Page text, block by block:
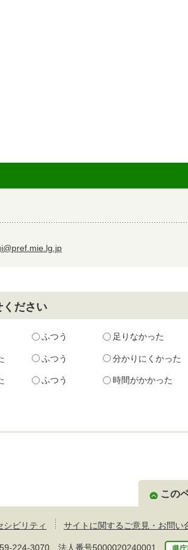
ください
ふつう 足りなかった
ふつう 分かりにくかった
ふつう 時間がかかった
この
シビリティ サイトに関するご意見・お問い
224-3070 法人番号5000020240001